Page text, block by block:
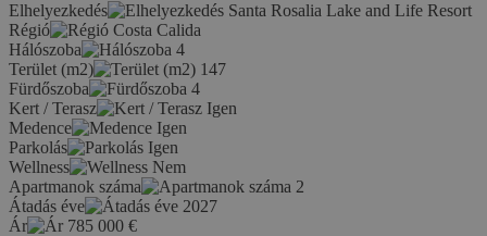
Elhelyezkedés
Santa Rosalia Lake and Life Resort
Régió
Costa Calida
Hálószoba
4
Terület (m2)
147
Fürdőszoba
4
Kert / Terasz
Igen
Medence
Igen
Parkolás
Igen
Wellness
Nem
Apartmanok száma
2
Átadás éve
2027
Ár
785 000 €